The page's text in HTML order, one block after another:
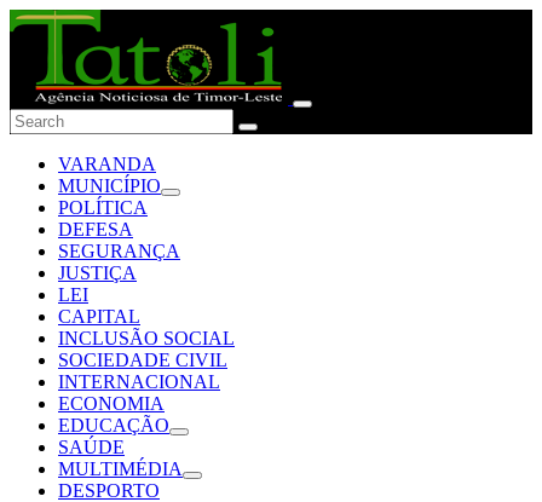
VARANDA
MUNICÍPIO
POLÍTICA
DEFESA
SEGURANÇA
JUSTIÇA
LEI
CAPITAL
INCLUSÃO SOCIAL
SOCIEDADE CIVIL
INTERNACIONAL
ECONOMIA
EDUCAÇÃO
SAÚDE
MULTIMÉDIA
DESPORTO